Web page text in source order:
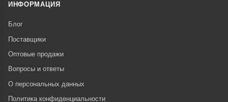
ИНФОРМАЦИЯ
Блог
Поставщики
Оптовые продажи
Вопросы и ответы
О персональных данных
Политика конфиденциальности